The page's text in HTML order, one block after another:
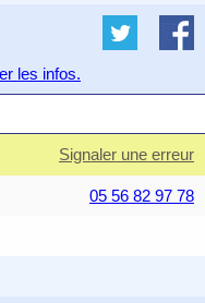
les infos.
Signaler une erreur
05 56 82 97 78